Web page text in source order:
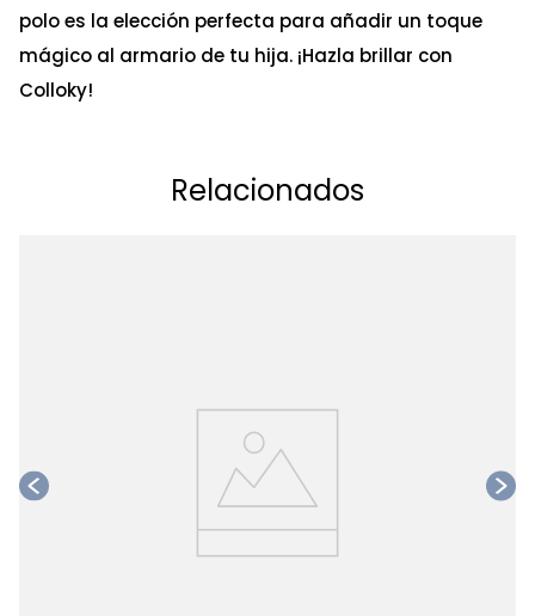
polo es la elección perfecta para añadir un toque
mágico al armario de tu hija. ¡Hazla brillar con
Colloky!
Relacionados